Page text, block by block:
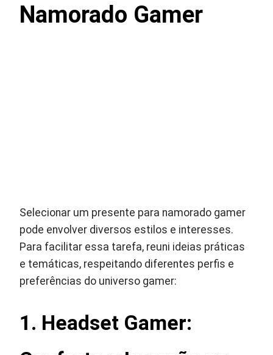
Namorado Gamer
Selecionar um presente para namorado gamer
pode envolver diversos estilos e interesses.
Para facilitar essa tarefa, reuni ideias práticas
e temáticas, respeitando diferentes perfis e
preferências do universo gamer:
1. Headset Gamer: